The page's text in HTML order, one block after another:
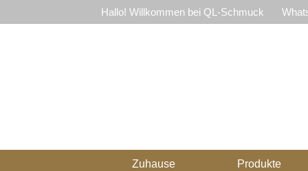
Hallo! Willkommen bei QL-Schmuck
Zuhause Produkte